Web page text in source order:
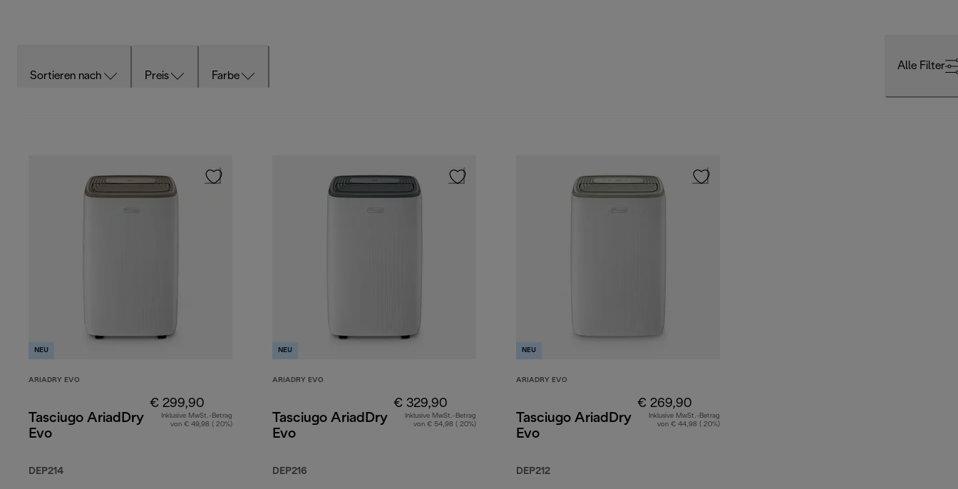
Sortieren nach Preis Farbe
Alle Filter
NEU
ARIADRY EVO
Tasciugo AriadDry
Evo
DEP214
€ 299,90
Inklusive MwSt.-Betrag
von € 49,98 ( 20%)
NEU
ARIADRY EVO
Tasciugo AriadDry
Evo
DEP216
€ 329,90
Inklusive MwSt.-Betrag
von € 54,98 ( 20%)
NEU
ARIADRY EVO
Tasciugo AriadDry
Evo
DEP212
€ 269,90
Inklusive MwSt.-Betrag
von € 44,98 ( 20%)